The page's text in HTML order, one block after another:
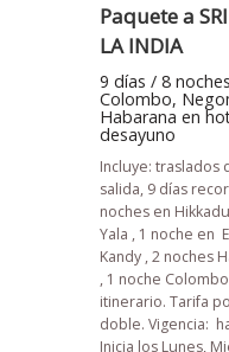
Paquete a
LA INDIA
9 días / 8
Colombo,
Habarana en
desayuno
Incluye: traslados
salida, 9 días
noches en
Yala , 1 noche en
Kandy , 2 noches
, 1 noche Colombo
itinerario. Tarifa
doble. Vigencia:
Inicia los Lunes,